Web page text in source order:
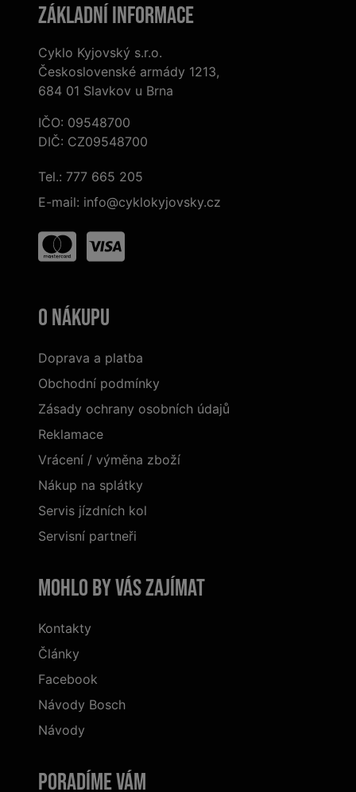
Základní informace
Cyklo Kyjovský s.r.o.
Československé armády 1213,
684 01 Slavkov u Brna
IČO: 09548700
DIČ: CZ09548700
Tel.: 777 665 205
E-mail: info@cyklokyjovsky.cz
O nákupu
Doprava a platba
Obchodní podmínky
Zásady ochrany osobních údajů
Reklamace
Vrácení / výměna zboží
Nákup na splátky
Servis jízdních kol
Servisní partneři
Mohlo by vás zajímat
Kontakty
Články
Facebook
Návody Bosch
Návody
Poradíme Vám